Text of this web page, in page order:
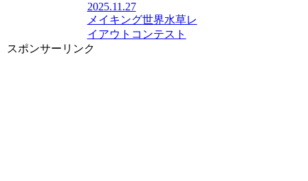
2025.11.27
メイキング世界水草レ
イアウトコンテスト
スポンサーリンク